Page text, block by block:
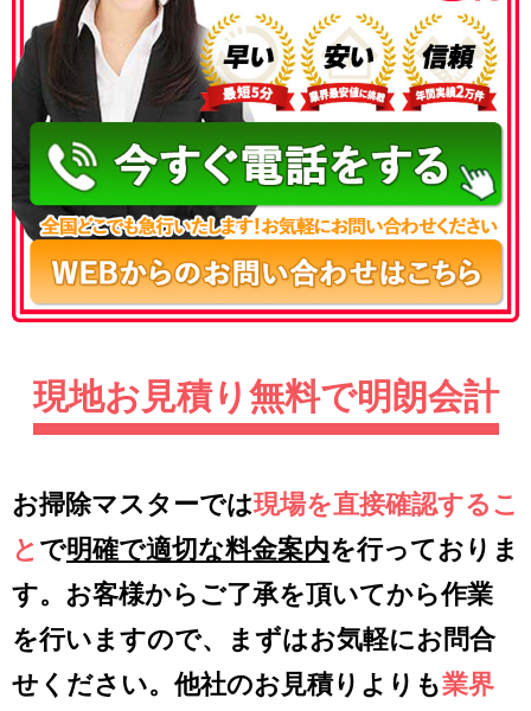
050-3177-5687
現地お見積り無料で明朗会計
お掃除マスターでは現場を直接確認するこ
と で明確で適切な料金案内を行っておりま
す。お客様からご了承を頂いてから作業
を行いますので、まずはお気軽にお問合
せください。他社のお見積りよりも業界